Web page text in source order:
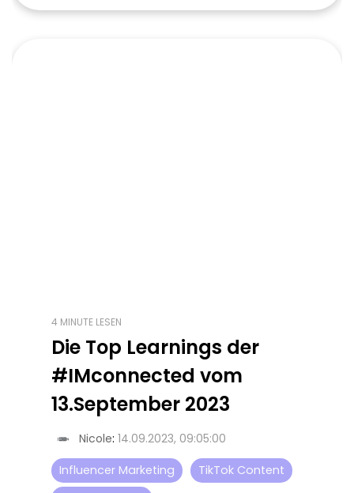
4 MINUTE LESEN
Die Top Learnings der
#IMconnected vom
13.September 2023
Nicole: 14.09.2023, 09:05:00
Influencer Marketing
TikTok Content